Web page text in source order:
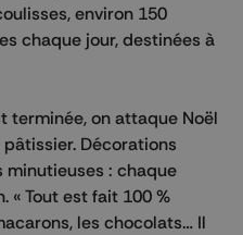
environ 150
chaque jour, destinées à
terminée, on attaque Noël
pâtissier. Décorations
: chaque
« Tout est fait 100 %
les chocolats… Il